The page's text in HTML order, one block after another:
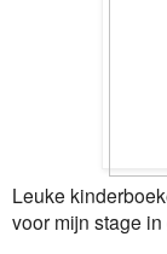
Leuke
voor mijn stage in